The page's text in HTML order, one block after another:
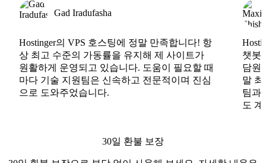
Gad Iradufasha
Hostinger의 VPS 호스팅에 정말 만족합니다! 항
상 최고 수준의 가동률을 유지해 제 사이트가
원활하게 운영되고 있습니다. 도움이 필요할 때
마다 기술 지원팀은 신속하고 전문적이며 진심
으로 도와주었습니다.
챗봇
담원
말
팀과
도
30일 환불 보장